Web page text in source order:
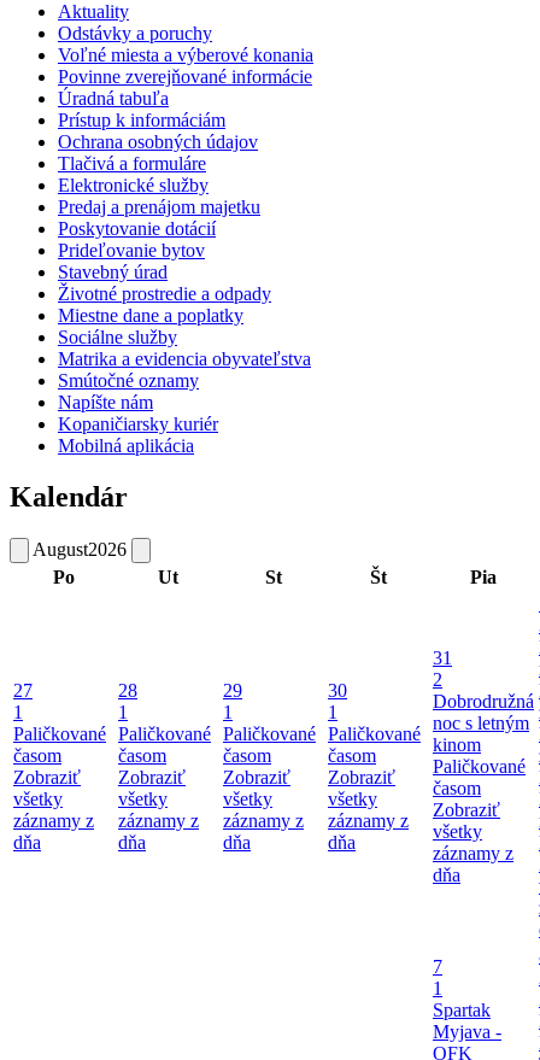
Aktuality
Odstávky a poruchy
Voľné miesta a výberové konania
Povinne zverejňované informácie
Úradná tabuľa
Prístup k informáciám
Ochrana osobných údajov
Tlačivá a formuláre
Elektronické služby
Predaj a prenájom majetku
Poskytovanie dotácií
Prideľovanie bytov
Stavebný úrad
Životné prostredie a odpady
Miestne dane a poplatky
Sociálne služby
Matrika a evidencia obyvateľstva
Smútočné oznamy
Napíšte nám
Kopaničiarsky kuriér
Mobilná aplikácia
Kalendár
August2026
Po
Ut St Št Pia
27
1
Paličkované
časom
Zobraziť
všetky
záznamy z
dňa
28
1
Paličkované
časom
Zobraziť
všetky
záznamy z
dňa
29
1
Paličkované
časom
Zobraziť
všetky
záznamy z
dňa
30
1
Paličkované
časom
Zobraziť
všetky
záznamy z
dňa
31
2
Dobrodružná
noc s letným
kinom
Paličkované
časom
Zobraziť
všetky
záznamy z
dňa
7
1
Spartak
Myjava -
OFK